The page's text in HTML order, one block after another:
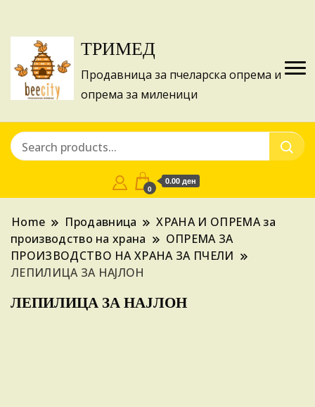
ТРИМЕД
Продавница за пчеларска опрема и
опрема за миленици
0
0.00 ден
Home Продавница
ХРАНА И ОПРЕМА за
производство на храна
ОПРЕМА ЗА
ПРОИЗВОДСТВО НА ХРАНА ЗА ПЧЕЛИ
ЛЕПИЛИЦА ЗА НАЈЛОН
ЛЕПИЛИЦА ЗА НАЈЛОН